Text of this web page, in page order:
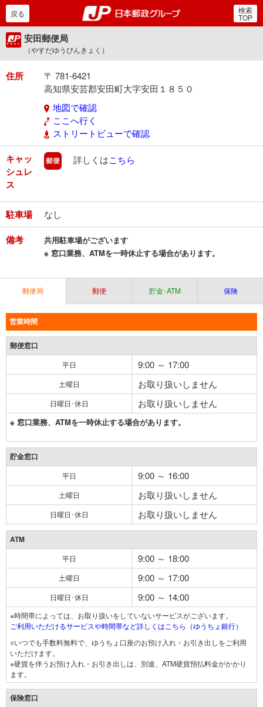
郵便局・日本郵政グルー
戻る 検索
TOP
安田郵便局
（やすだゆうびんきょく）
住所
〒 781-6421
高知県安芸郡安田町大字安田１８５０
地図で確認
ここへ行く
ストリートビューで確認
キャッ
シュレ
ス
郵便
詳しくはこちら
駐車場 なし
備考
共用駐車場がございます
※ 窓口業務、ATMを一時休止する場合があります。
郵便局 郵便 貯金･ATM 保険
営業時間
郵便窓口
平日 9:00 ～ 17:00
土曜日 お取り扱いしません
日曜日･休日 お取り扱いしません
※ 窓口業務、ATMを一時休止する場合があります。
貯金窓口
平日 9:00 ～ 16:00
土曜日 お取り扱いしません
日曜日･休日 お取り扱いしません
ATM
平日 9:00 ～ 18:00
土曜日 9:00 ～ 17:00
日曜日･休日 9:00 ～ 14:00
※時間帯によっては、お取り扱いをしていないサービスがございます。
ご利用いただけるサービスや時間帯など詳しくはこちら（ゆうちょ銀行）
○いつでも手数料無料で、ゆうちょ口座のお預け入れ・お引き出しをご利用
いただけます。
※硬貨を伴うお預け入れ・お引き出しは、別途、ATM硬貨預払料金がかかり
ます。
保険窓口